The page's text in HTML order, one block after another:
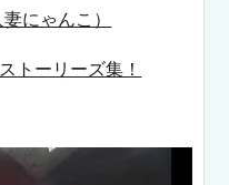
にゃんこ）
トーリーズ集！